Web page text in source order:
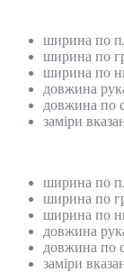
ширина по
ширина по
ширина по
довжина
довжина по
заміри
ширина по
ширина по
ширина по
довжина
довжина по
заміри